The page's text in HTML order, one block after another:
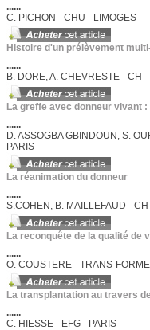
......
C. PICHON - CHU - LIMOGES
Histoire d'un prélèvement
......
B. DORE, A. CHEVRESTE - CH
La greffe avec donneur vivant
......
D. ASSOGBA GBINDOUN, S.
PARIS
La réanimation du donneur
......
S.COHEN, B. MAILLEFAUD -
La reconquête de la qualité de
......
O. COUSTERE - TRANS-FORME
La transplantation au travers
......
C. HIESSE - EFG - PARIS